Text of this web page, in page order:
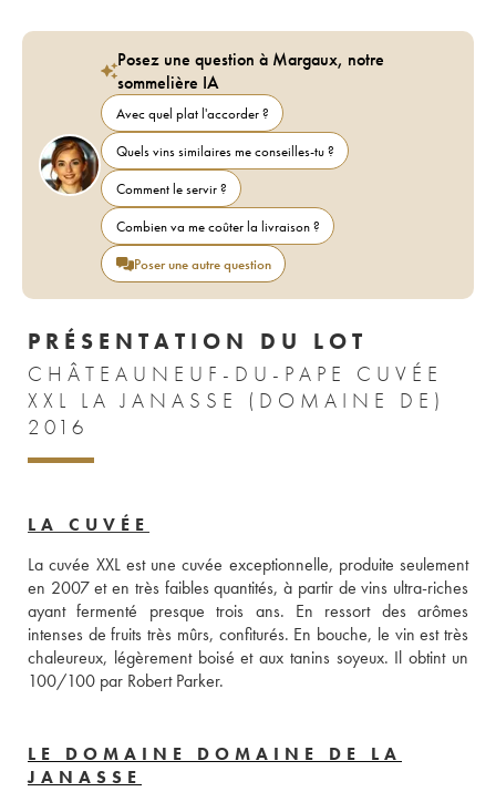
Posez une question à Margaux, notre
sommelière IA
Avec quel plat l'accorder ?
Quels vins similaires me conseilles-tu ?
Comment le servir ?
Combien va me coûter la livraison ?
Poser une autre question
PRÉSENTATION DU LOT
CHÂTEAUNEUF-DU-PAPE CUVÉE
XXL LA JANASSE (DOMAINE DE)
2016
LA CUVÉE
La cuvée XXL est une cuvée exceptionnelle, produite seulement
en 2007 et en très faibles quantités, à partir de vins ultra-riches
ayant fermenté presque trois ans. En ressort des arômes
intenses de fruits très mûrs, confiturés. En bouche, le vin est très
chaleureux, légèrement boisé et aux tanins soyeux. Il obtint un
100/100 par Robert Parker.
LE DOMAINE DOMAINE DE LA
JANASSE